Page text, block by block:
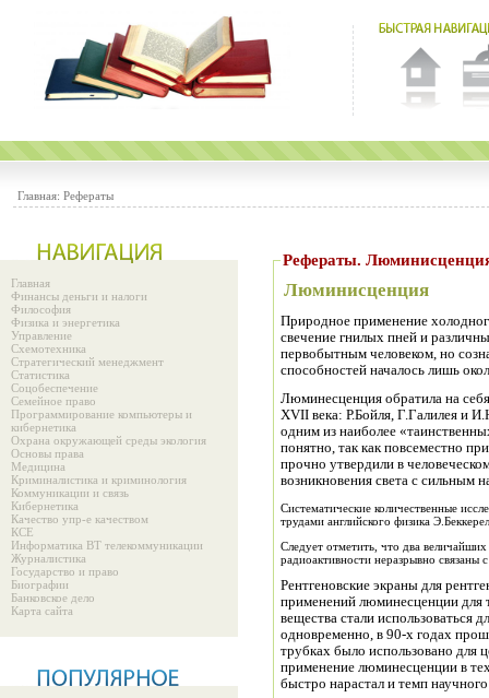
Главная: Рефераты
Главная
Финансы деньги и налоги
Философия
Физика и энергетика
Управление
Схемотехника
Стратегический менеджмент
Статистика
Соцобеспечение
Семейное право
Программирование компьютеры и
кибернетика
Охрана окружающей среды экология
Основы права
Медицина
Криминалистика и криминология
Коммуникации и связь
Кибернетика
Качество упр-е качеством
КСЕ
Информатика ВТ телекоммуникации
Журналистика
Государство и право
Биографии
Банковское дело
Карта сайта
Рефераты.
Люминисценция
Природное применение
свечение гнилых пней и
первобытным человеком, но
способностей началось лишь
Люминесценция обратила на
XVII века: Р.Бойля, Г.Галилея и
одним из наиболее
понятно, так как повсеместно
прочно утвердили в
возникновения света с сильным
Систематические количественные
трудами английского физика
Следует отметить, что два
радиоактивности неразрывно связаны
Рентгеновские экраны для
применений люминесценции для
вещества стали использоваться
одновременно, в 90-х годах прошлого столетия, свечение газов в разрядных
трубках было использовано для
применение люминесценции в
быстро нарастал и темп